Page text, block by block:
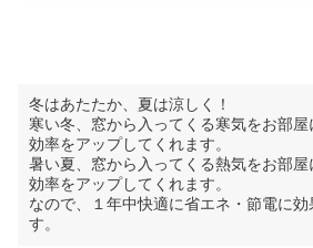
冬はあたたか、夏は涼しく！
寒い冬、窓から入ってくる寒気をお部
効率をアップしてくれます。
暑い夏、窓から入ってくる熱気をお部
効率をアップしてくれます。
なので、１年中快適に省エネ・節電に
す。